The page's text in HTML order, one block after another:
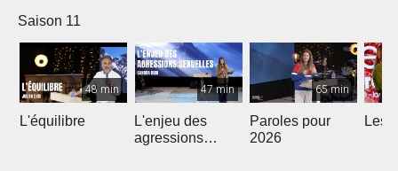
Saison 11
48 min
L'équilibre
47 min
L'enjeu des
agressions
65 min
Paroles pour
2026
Les